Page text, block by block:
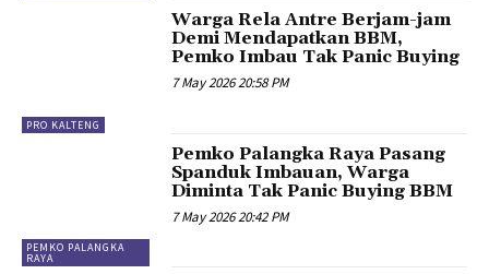
PRO KALTENG
Warga Rela Antre Berjam-jam
Demi Mendapatkan BBM,
Pemko Imbau Tak Panic Buying
7 May 2026 20:58 PM
PEMKO PALANGKA
RAYA
Pemko Palangka Raya Pasang
Spanduk Imbauan, Warga
Diminta Tak Panic Buying BBM
7 May 2026 20:42 PM